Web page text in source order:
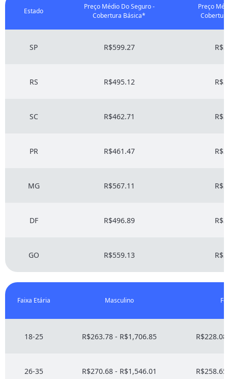
Estado
Preço Médio Do Seguro -
Cobertura Básica*
Preço
SP R$599.27
RS R$495.12
SC R$462.71
PR R$461.47
MG R$567.11
DF R$496.89
GO R$559.13
Faixa Etária Masculino
18-25 R$263.78 - R$1,706.85
26-35 R$270.68 - R$1,546.01